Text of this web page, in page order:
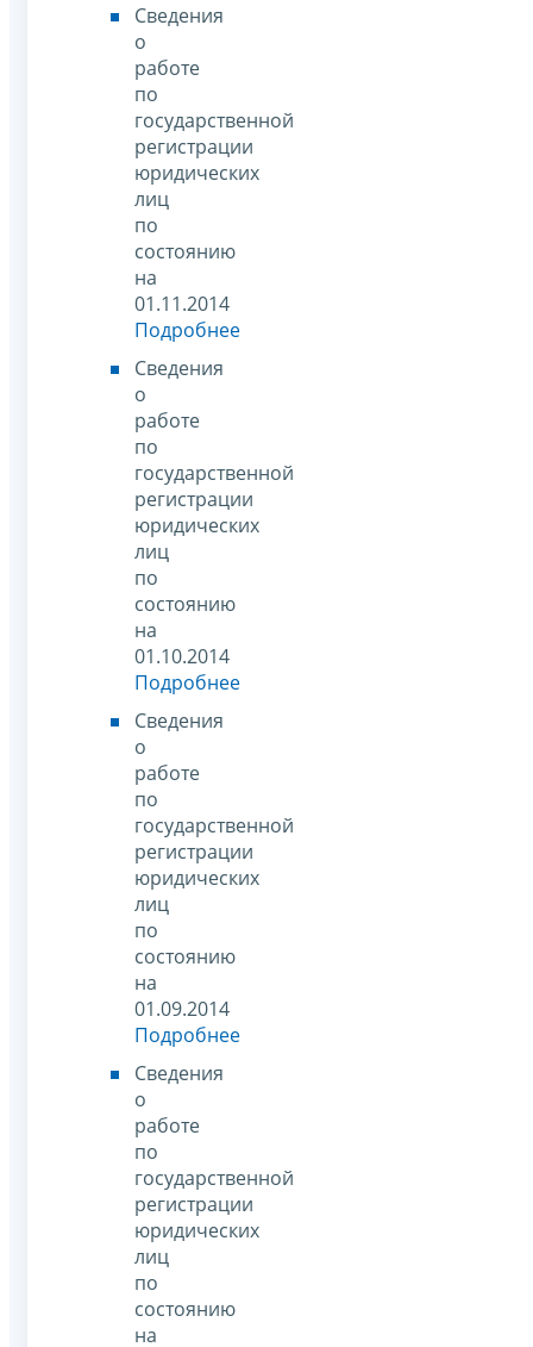
Сведения
о
работе
по
государственной
регистрации
юридических
лиц
по
состоянию
на
01.11.2014
Подробнее
Сведения
о
работе
по
государственной
регистрации
юридических
лиц
по
состоянию
на
01.10.2014
Подробнее
Сведения
о
работе
по
государственной
регистрации
юридических
лиц
по
состоянию
на
01.09.2014
Подробнее
Сведения
о
работе
по
государственной
регистрации
юридических
лиц
по
состоянию
на